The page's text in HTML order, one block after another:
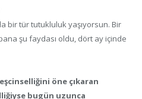
bir tür tutukluluk yaşıyorsun. Bir
şu faydası oldu, dört ay içinde
öne çıkaran
bugün uzunca